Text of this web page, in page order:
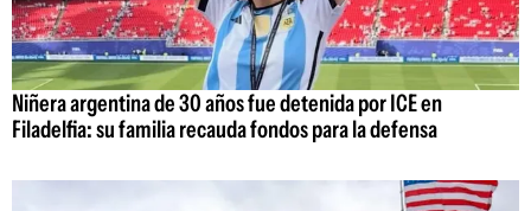
Niñera argentina de 30 años fue detenida por ICE en
Filadelfia: su familia recauda fondos para la defensa